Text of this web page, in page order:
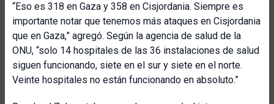
“Eso es 318 en Gaza y 358 en Cisjordania. Siempre es
importante notar que tenemos más ataques en Cisjordania
que en Gaza,” agregó. Según la agencia de salud de la
ONU, “solo 14 hospitales de las 36 instalaciones de salud
siguen funcionando, siete en el sur y siete en el norte.
Veinte hospitales no están funcionando en absoluto.”